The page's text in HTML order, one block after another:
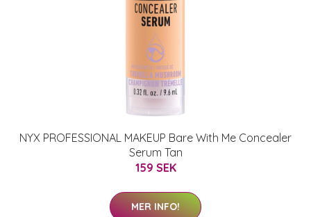
NYX PROFESSIONAL MAKEUP Bare With Me Concealer
Serum Tan
159 SEK
MER INFO!